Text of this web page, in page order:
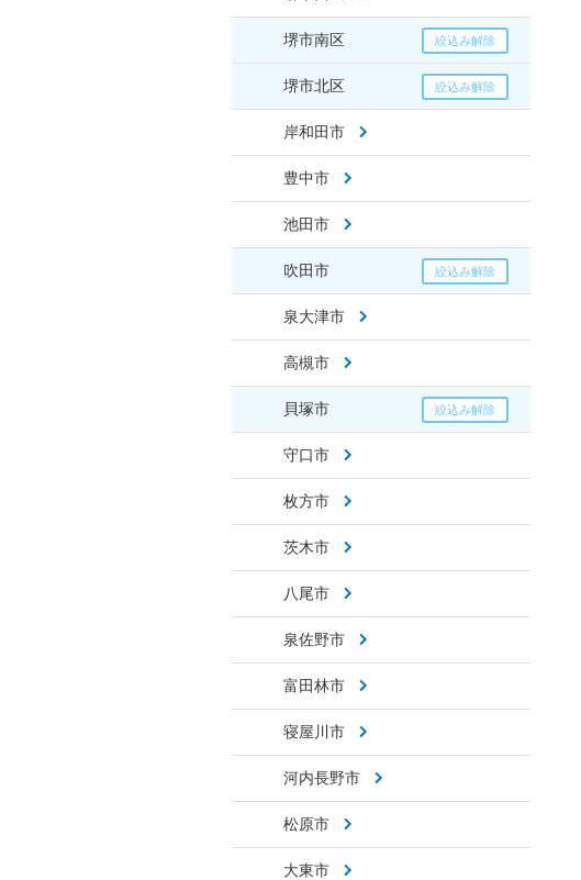
堺市南区
堺市北区
岸和田市
豊中市
池田市
吹田市
泉大津市
高槻市
貝塚市
守口市
枚方市
茨木市
八尾市
泉佐野市
富田林市
寝屋川市
河内長野市
松原市
大東市